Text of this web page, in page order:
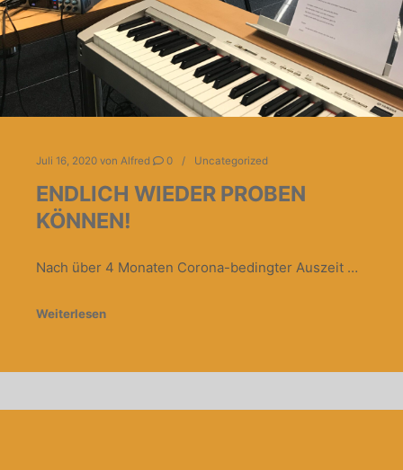
Juli 16, 2020 von Alfred 0 Uncategorized
ENDLICH WIEDER PROBEN
KÖNNEN!
Nach über 4 Monaten Corona-bedingter Auszeit …
Weiterlesen